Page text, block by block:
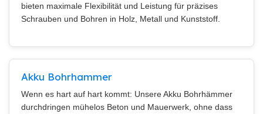
bieten maximale Flexibilität und Leistung für präzises
Schrauben und Bohren in Holz, Metall und Kunststoff.
Akku Bohrhammer
Wenn es hart auf hart kommt: Unsere Akku Bohrhämmer
durchdringen mühelos Beton und Mauerwerk, ohne dass